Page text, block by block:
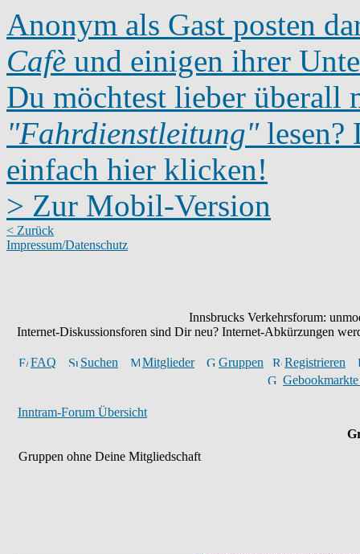
Anonym als Gast posten
Cafè und einigen ihrer
Du möchtest lieber überall
"Fahrdienstleitung"lesen?
einfach hier klicken!
> Zur Mobil-Version
< Zurück
Impressum/Datenschutz
Innsbrucks Verkehrsforum:
Internet-Diskussionsforen sind Dir neu? Internet-Abkürzungen
FAQ Suchen Mitglieder Gruppen
Registrieren
Inntram-Forum Übersicht
Gruppen ohne Deine Mitgliedschaft